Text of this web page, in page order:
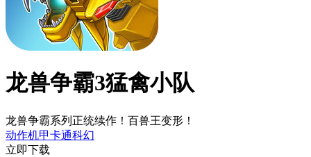
龙兽争霸3猛禽小队
龙兽争霸系列正统续作！百兽王变形！
动作机甲卡通科幻
立即下载